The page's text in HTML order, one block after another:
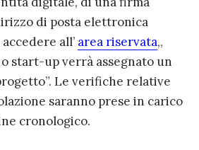
di posta elettronica
all’ area riservata,,
start-up verrà assegnato un
Le verifiche relative
saranno prese in carico
cronologico.